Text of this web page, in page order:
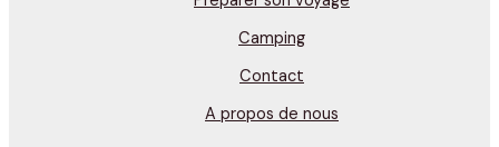
Camping
Contact
A propos de nous